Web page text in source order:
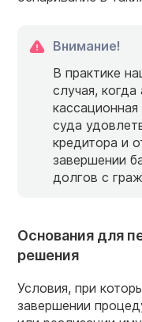
Внимание!
В практике
случая,
суда
кредитора и
завершении
долгов с
Основания для
решения
Условия, при
завершении